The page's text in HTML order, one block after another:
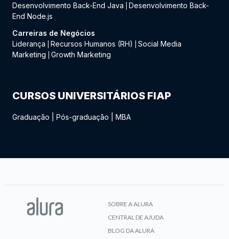
Desenvolvimento Back-End Java
Desenvolvimento Back-
End Node.js
Carreiras de Negócios
Liderança
Recursos Humanos (RH)
Social Media
Marketing
Growth Marketing
CURSOS UNIVERSITÁRIOS FIAP
Graduação Pós-graduação MBA
SOBRE A ALURA
CENTRAL DE AJUDA
BLOG DA ALURA